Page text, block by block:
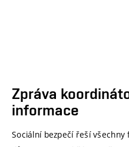
Zpráva
informace
Sociální bezpečí řeší